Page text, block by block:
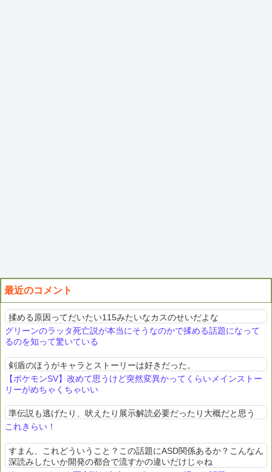
最近のコメント
揉める原因ってだいたい115みたいなカスのせいだよな
グリーンのラッタ死亡説が本当にそうなのかで揉める話題になって
るのを知って驚いている
剣盾のほうがキャラとストーリーは好きだった。
【ポケモンSV】改めて思うけど突然変異かってくらいメインストー
リーがめちゃくちゃいい
準伝説も逃げたり、吠えたり展示解読必要だったり大概だと思う
これきらい！
すまん、これどういうこと？この話題にASD関係あるか？こんなん
深読みしたいか開発の都合で流すかの違いだけじゃね